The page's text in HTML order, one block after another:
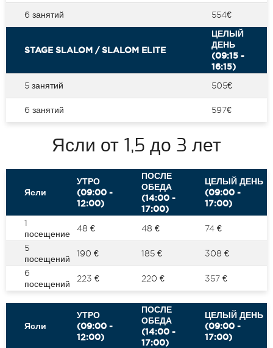
6 занятий 554€
STAGE SLALOM / SLALOM ELITE
ЦЕЛЫЙ
ДЕНЬ
(09:15 -
16:15)
5 занятий
505€
6 занятий 597€
Ясли от 1,5 до 3 лет
Ясли
УТРО
(09:00 -
12:00)
ПОСЛЕ
ОБЕДА
(14:00 -
17:00)
ЦЕЛЫЙ ДЕНЬ
(09:00 -
17:00)
1
посещение
48 € 48 €
74 €
5
посещений
190 € 185 €
308 €
6
посещений
223 € 220 € 357 €
Ясли
УТРО
(09:00 -
12:00)
ПОСЛЕ
ОБЕДА
(14:00 -
17:00)
ЦЕЛЫЙ ДЕНЬ
(09:00 -
17:00)